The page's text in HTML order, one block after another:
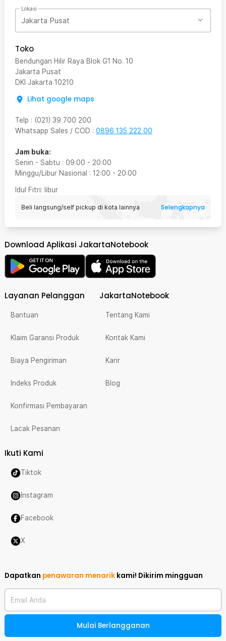
Lokasi
Jakarta Pusat
Toko
Bendungan Hilir Raya Blok G1 No. 10
Jakarta Pusat
DKI Jakarta 10210
Lihat google maps
Telp : (021) 39 700 200
Whatsapp Sales / COD : 0896 135 222 00
Jam buka:
Senin - Sabtu : 09:00 - 20:00
Minggu/Libur Nasional : 12:00 - 20:00
Idul Fitri: libur
Beli langsung/self pickup di kota lainnya Selengkapnya
Download Aplikasi JakartaNotebook
Layanan Pelanggan
Bantuan
Klaim Garansi Produk
Biaya Pengiriman
Indeks Produk
Konfirmasi Pembayaran
Lacak Pesanan
JakartaNotebook
Tentang Kami
Kontak Kami
Karir
Blog
Ikuti Kami
Tiktok
Instagram
Facebook
X
Dapatkan penawaran menarik kami! Dikirim mingguan
Email Anda
Mulai Berlangganan